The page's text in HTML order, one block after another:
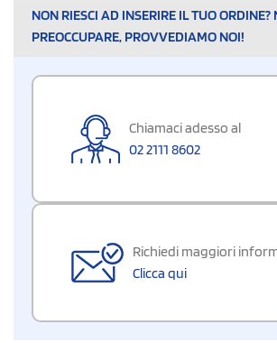
NON RIESCI AD INSERIRE IL TUO ORDINE?
PREOCCUPARE, PROVVEDIAMO NOI!
Chiamaci adesso al
02 2111 8602
Richiedi maggiori
Clicca qui